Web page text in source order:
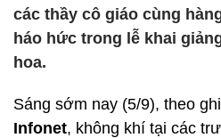
các thầy cô giáo cùng
háo hức trong lễ khai
hoa.
Sáng sớm nay (5/9), theo
Infonet, không khí tại các